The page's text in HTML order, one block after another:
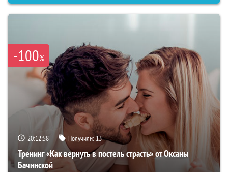
-100%
20:12:58 Получили:13
Тренинг «Как вернуть в постель страсть» от Оксаны
Бачинской